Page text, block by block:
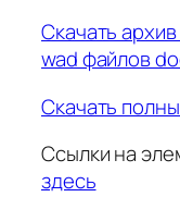
Скачать
wad файлов
Скачать
Ссылки на
здесь